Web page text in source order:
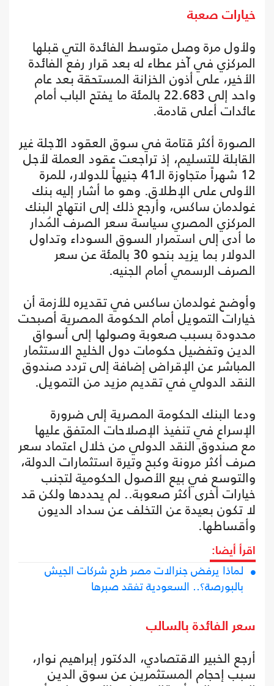
خيارات صعبة
ولأول مرة وصل متوسط الفائدة التي قبلها
المركزي في آخر عطاء له بعد قرار رفع الفائدة
الأخير، على أذون الخزانة المستحقة بعد عام
واحد إلى 22.683 بالمئة ما يفتح الباب أمام
عائدات أعلى قادمة.
الصورة أكثر قتامة في سوق العقود الآجلة غير
القابلة للتسليم، إذ تراجعت عقود العملة لأجل
12 شهراً متجاوزة الـ41 جنيهاً للدولار، للمرة
الأولى على الإطلاق. وهو ما أشار إليه بنك
غولدمان ساكس، وأرجع ذلك إلى انتهاج البنك
المركزي المصري سياسة سعر الصرف المُدار
ما أدى إلى استمرار السوق السوداء وتداول
الدولار بما يزيد بنحو 30 بالمئة عن سعر
الصرف الرسمي أمام الجنيه.
وأوضح غولدمان ساكس في تقديره للأزمة أن
خيارات التمويل أمام الحكومة المصرية أصبحت
محدودة بسبب صعوبة وصولها إلى أسواق
الدين وتفضيل حكومات دول الخليج الاستثمار
المباشر عن الإقراض إضافة إلى تردد صندوق
النقد الدولي في تقديم مزيد من التمويل.
ودعا البنك الحكومة المصرية إلى ضرورة
الإسراع في تنفيذ الإصلاحات المتفق عليها
مع صندوق النقد الدولي من خلال اعتماد سعر
صرف أكثر مرونة وكبح وتيرة استثمارات الدولة،
والتوسع في بيع الأصول الحكومية لتجنب
خيارات أخرى أكثر صعوبة.. لم يحددها ولكن قد
لا تكون بعيدة عن التخلف عن سداد الديون
وأقساطها.
اقرأ أيضا:
لماذا يرفض جنرالات مصر طرح شركات الجيش
بالبورصة؟.. السعودية تفقد صبرها
سعر الفائدة بالسالب
أرجع الخبير الاقتصادي، الدكتور إبراهيم نوار،
سبب إحجام المستثمرين عن سوق الدين